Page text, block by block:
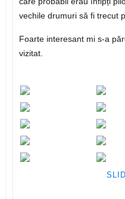
vechile drumuri să fi trecut
Foarte interesant mi s-a
vizitat.